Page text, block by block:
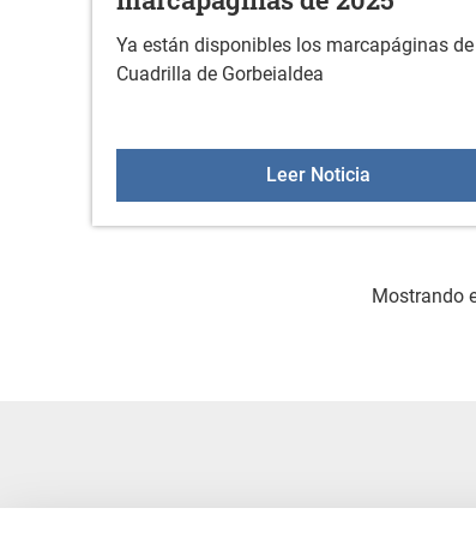
Ya están disponibles los marcapáginas
Cuadrilla de Gorbeialdea
Leer NoticiaYa están
Mostrando